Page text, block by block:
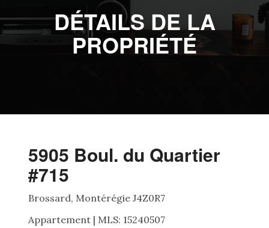
DÉTAILS DE LA
PROPRIÉTÉ
5905 Boul. du Quartier
#715
Brossard, Montérégie J4Z0R7
Appartement | MLS: 15240507